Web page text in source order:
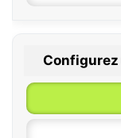
Configurez